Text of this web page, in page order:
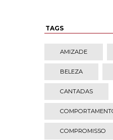
TAGS
AMIZADE
BELEZA
CANTADAS
COMPROMISSO